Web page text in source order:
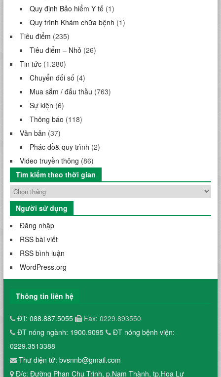
Quy định Bảo hiểm Y tế(1)
Quy trình Khám chữa bệnh (1)
Tiêu điểm (235)
Tiêu điểm – Nhỏ (26)
Tin tức(1.280)
Chuyển đối số (4)
Mua sắm / đấu thầu (763)
Sự kiện (6)
Thông báo (118)
Văn bản (37)
Phác đồ& quy trình (2)
Video truyền thông (86)
Tìm kiếm theo thời gian
Người sử dụng
Đăng nhập
RSS bài viết
RSS bình luận
WordPress.org
Thông tin liên hệ
ĐT: 088.887.5055
Fax: 0229.893550
ĐT nóng ngành: 1900.9095
ĐT nóng bệnh viện:
0229.3513388
Thư điện tử: bvsnnb@gmail.com
Đ/c: Đường Phan Chu Trinh, p.Nam Thành, tp.Hoa Lư